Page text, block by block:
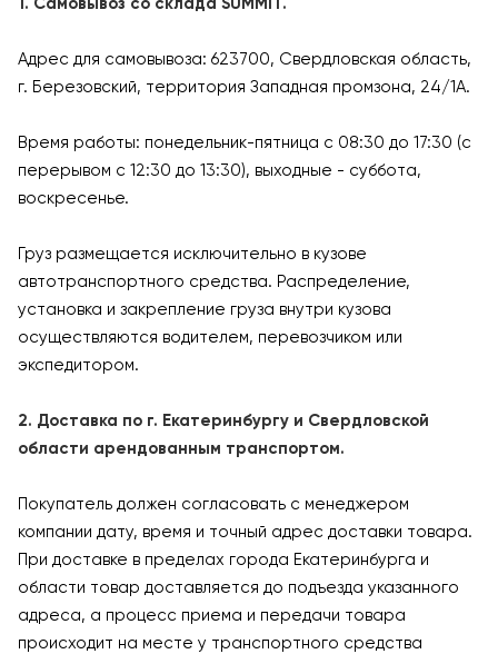
Адрес для самовывоза: 623700, Свердловская область,
г. Березовский, территория Западная промзона, 24/1А.
Время работы: понедельник-пятница с 08:30 до 17:30 (с
перерывом с 12:30 до 13:30), выходные - суббота,
воскресенье.
Груз размещается исключительно в кузове
автотранспортного средства. Распределение,
установка и закрепление груза внутри кузова
осуществляются водителем, перевозчиком или
экспедитором.
2. Доставка по г. Екатеринбургу и Свердловской
области арендованным транспортом.
Покупатель должен согласовать с менеджером
компании дату, время и точный адрес доставки товара.
При доставке в пределах города Екатеринбурга и
области товар доставляется до подъезда указанного
адреса, а процесс приема и передачи товара
происходит на месте у транспортного средства